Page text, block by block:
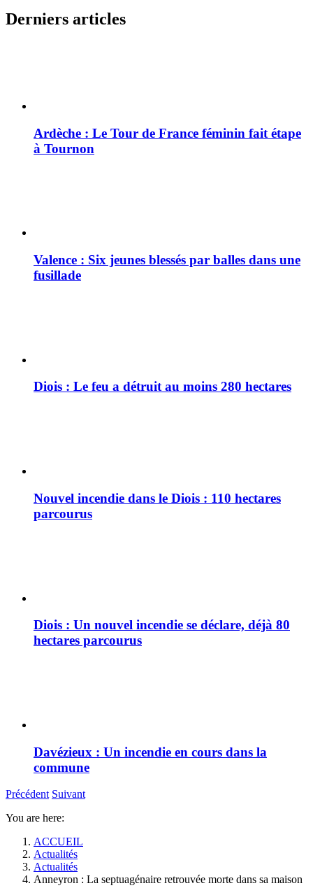
Derniers articles
Ardèche : Le Tour de France féminin fait étape
à Tournon
Valence : Six jeunes blessés par balles dans une
fusillade
Diois : Le feu a détruit au moins 280 hectares
Nouvel incendie dans le Diois : 110 hectares
parcourus
Diois : Un nouvel incendie se déclare, déjà 80
hectares parcourus
Davézieux : Un incendie en cours dans la
commune
Précédent Suivant
You are here:
ACCUEIL
Actualités
Actualités
Anneyron : La septuagénaire retrouvée morte dans sa maison